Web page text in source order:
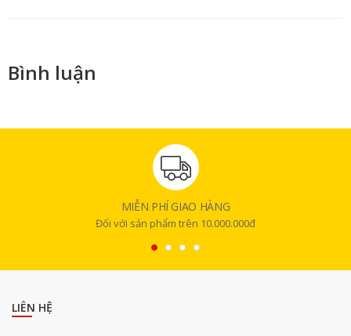
Bình luận
MIỄN PHÍ GIAO HÀNG
Đối với sản phẩm trên 10.000.000đ
LIÊN HỆ